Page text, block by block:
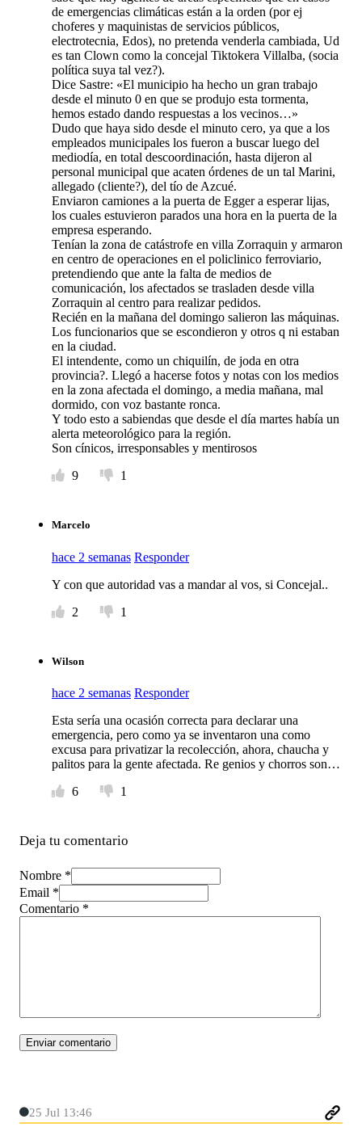
de emergencias climáticas están a la orden (por ej
choferes y maquinistas de servicios públicos,
electrotecnia, Edos), no pretenda venderla cambiada, Ud
es tan Clown como la concejal Tiktokera Villalba, (socia
política suya tal vez?).
Dice Sastre: «El municipio ha hecho un gran trabajo
desde el minuto 0 en que se produjo esta tormenta,
hemos estado dando respuestas a los vecinos…»
Dudo que haya sido desde el minuto cero, ya que a los
empleados municipales los fueron a buscar luego del
mediodía, en total descoordinación, hasta dijeron al
personal municipal que acaten órdenes de un tal Marini,
allegado (cliente?), del tío de Azcué.
Enviaron camiones a la puerta de Egger a esperar lijas,
los cuales estuvieron parados una hora en la puerta de la
empresa esperando.
Tenían la zona de catástrofe en villa Zorraquin y armaron
en centro de operaciones en el policlinico ferroviario,
pretendiendo que ante la falta de medios de
comunicación, los afectados se trasladen desde villa
Zorraquin al centro para realizar pedidos.
Recién en la mañana del domingo salieron las máquinas.
Los funcionarios que se escondieron y otros q ni estaban
en la ciudad.
El intendente, como un chiquilín, de joda en otra
provincia?. Llegó a hacerse fotos y notas con los medios
en la zona afectada el domingo, a media mañana, mal
dormido, con voz bastante ronca.
Y todo esto a sabiendas que desde el día martes había un
alerta meteorológico para la región.
Son cínicos, irresponsables y mentirosos
9
1
Marcelo
hace 2 semanas Responder
Y con que autoridad vas a mandar al vos, si Concejal..
2
1
Wilson
hace 2 semanas Responder
Esta sería una ocasión correcta para declarar una
emergencia, pero como ya se inventaron una como
excusa para privatizar la recolección, ahora, chaucha y
palitos para la gente afectada. Re genios y chorros son…
6
1
Deja tu comentario
Nombre *
Email *
Comentario *
25 Jul 13:46